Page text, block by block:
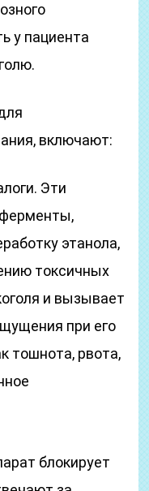
у пациента
включают:
Эти
этанола,
токсичных
и вызывает
при его
тошнота, рвота,
блокирует